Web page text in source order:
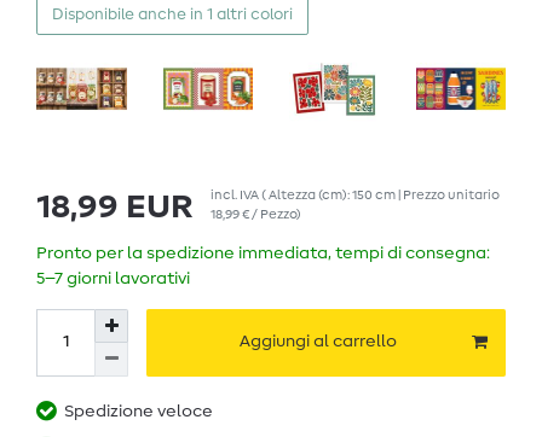
Disponibile anche in 1 altri colori
18,99 EUR incl. IVA( Altezza (cm): 150 cm | Prezzo unitario
18,99 € / Pezzo)
Pronto per la spedizione immediata, tempi di consegna:
5–7 giorni lavorativi
Aggiungi al carrello
Spedizione veloce